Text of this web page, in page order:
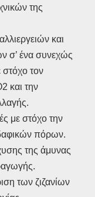
της
και
σ’ ένα συνεχώς
στόχο τον
και την
με στόχο την
πόρων.
της άμυνας
των ζιζανίων